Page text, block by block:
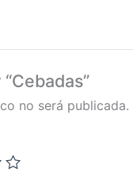
no será publicada.